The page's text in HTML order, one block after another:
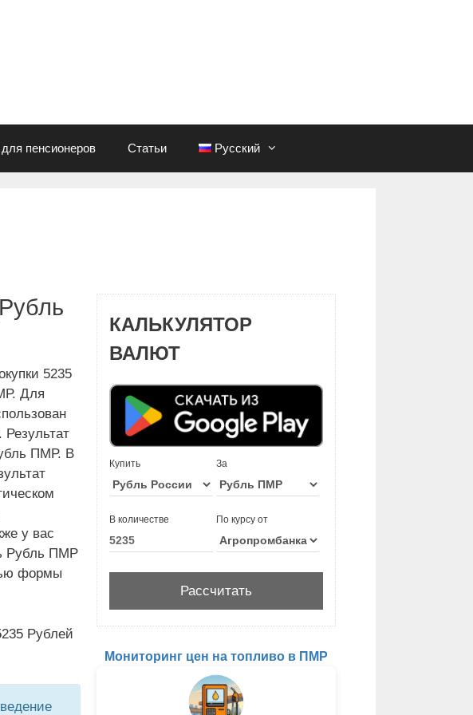
пенсионеров Статьи Русский
5235
Для
Результат
ПМР. В
у вас
Рубль ПМР
формы
Рублей
КАЛЬКУЛЯТОР
ВАЛЮТ
Купить За
В количестве По курсу от
Мониторинг цен на топливо в ПМР